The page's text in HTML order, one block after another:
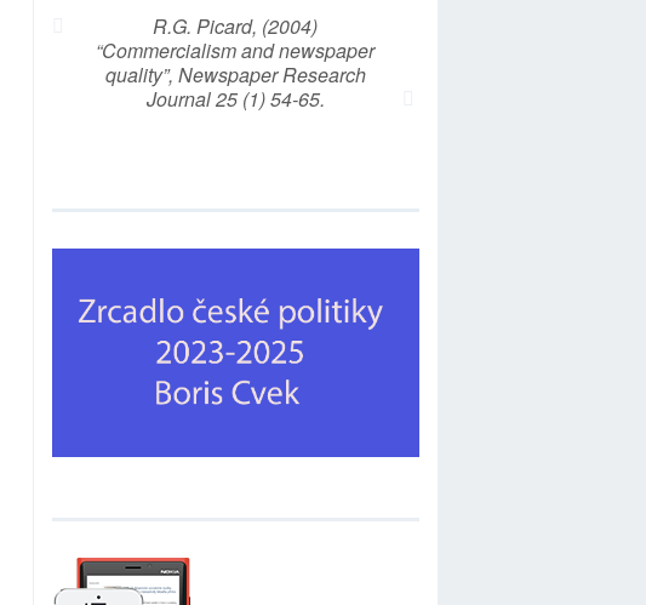
R.G. Picard, (2004)
“Commercialism and newspaper
quality”, Newspaper Research
Journal 25 (1) 54-65.